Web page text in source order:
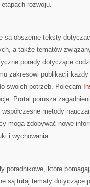
rozwoju.
są obszerne teksty
a także tematów
porady dotyczące
zakresowi publikacji
swoich potrzeb. Polecam
Portal porusza
metody
mogą zdobywać nowe
i wychowania.
poradnikowe, które
są tutaj tematy dotyczące